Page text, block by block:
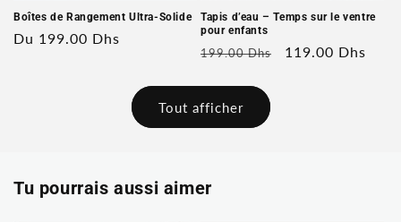
Boîtes de Rangement Ultra-Solide
Prix
Du 199.00 Dhs
Tapis d’eau – Temps sur le ventre
pour enfants
Prix
199.00 Dhs
Prix
119.00 Dhs
Tout afficher
Tu pourrais aussi aimer